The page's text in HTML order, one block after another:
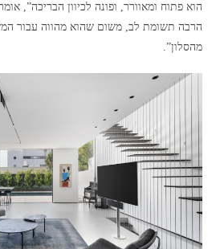
הוא פתוח ומאוורר, ופונה לכיוון הבריכה”,
הרבה תשומת לב, משום שהוא מהווה עבור
מהסלון”.